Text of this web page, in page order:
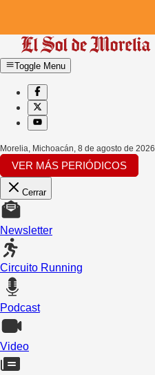
Toggle Menu
Morelia, Michoacán, 8 de agosto de 2026
VER MÁS PERIÓDICOS
Cerrar
Newsletter
Circuito Running
Podcast
Video